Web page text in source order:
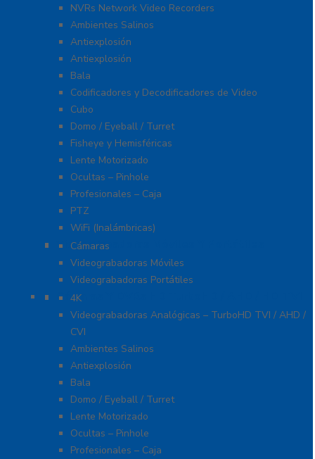
NVRs Network Video Recorders
Ambientes Salinos
Antiexplosión
Antiexplosión
Bala
Codificadores y Decodificadores de Video
Cubo
Domo / Eyeball / Turret
Fisheye y Hemisféricas
Lente Motorizado
Ocultas – Pinhole
Profesionales – Caja
PTZ
WiFi (Inalámbricas)
Videograbadoras Móviles Y Portátiles
Cámaras
Videograbadoras Móviles
Videograbadoras Portátiles
Cámaras Y DVRs HD TurboHD / AHD / HD-TVI
4K
Videograbadoras Analógicas – TurboHD TVI / AHD /
CVI
Ambientes Salinos
Antiexplosión
Bala
Domo / Eyeball / Turret
Lente Motorizado
Ocultas – Pinhole
Profesionales – Caja